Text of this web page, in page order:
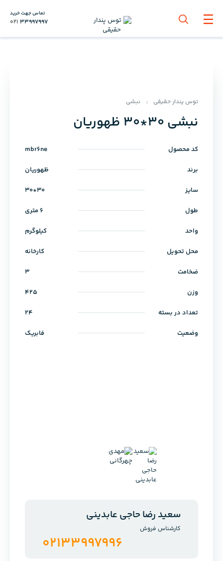
تماس جهت خرید
021 33997997
توس پندار حقیقی نبشی
نبشی 30*30 ظهوریان
کد محصول mbr6ne
برند ظهوریان
سایز 30*30
طول 6 متری
واحد کیلوگرم
محل تحویل کارخانه
ضخامت 3
وزن 425
تعداد در بسته 24
وضعیت فابریک
سعید رضا حاجی عابدینی
کارشناس فروش
02133997996